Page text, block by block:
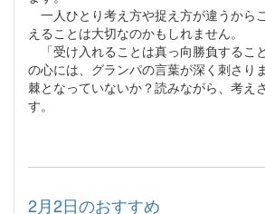
一人ひとり考え方や捉え方が違うからこそ、 言葉に
えることは大切なのかもしれません。
「受け入れることは真っ向勝負するこ
の心には、グランパの言葉が深く刺さり
棘となっていないか？読みながら、考え
す。
2月2日のおすすめ